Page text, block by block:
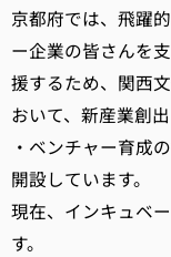
京都府では、飛躍
ー企業の皆さんを支
援するため、関西
おいて、新産業創出
・ベンチャー育成
開設しています。
現在、インキュベ
す。